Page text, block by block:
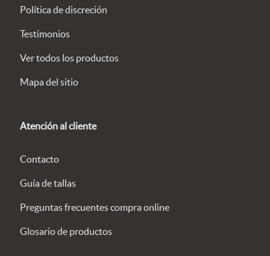
Política de discreción
Testimonios
Ver todos los productos
Mapa del sitio
Atención al cliente
Contacto
Guía de tallas
Preguntas frecuentes compra online
Glosario de productos